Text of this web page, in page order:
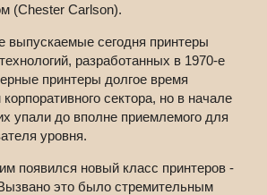
(Chester Carlson).
выпускаемые сегодня принтеры
разработанных в 1970-е
принтеры долгое время
сектора, но в начале
упали до вполне приемлемого для
уровня.
появился новый класс принтеров -
это было стремительным